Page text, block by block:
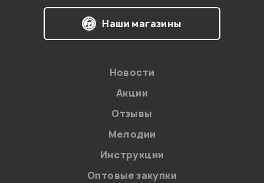
на обработку персональных данных в
Политикой в отношении обработки
персональных данных.
Наши магазины
Новости
Акции
Отзывы
Мелодии
Инструкции
Оптовые закупки